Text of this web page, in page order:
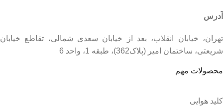
آدرس
تهران، خیابان انقلاب، بعد از خیابان سعدی شمالی، تقاطع خیابان
شریعتی، ساختمان امیر (پلاک362)، طبقه 1، واحد 6
محصولات مهم
کلید هوایی